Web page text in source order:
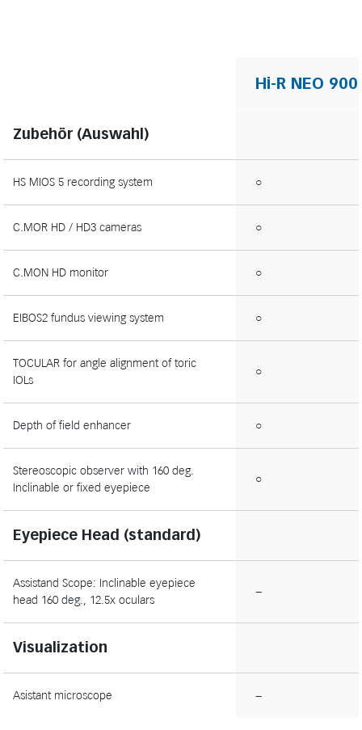
Hi-R NEO 900
Zubehör (Auswahl)
HS MIOS 5 recording system ○
C.MOR HD / HD3 cameras ○
C.MON HD monitor ○
EIBOS2 fundus viewing system ○
TOCULAR for angle alignment of toric
IOLs
○
Depth of field enhancer ○
Stereoscopic observer with 160 deg.
Inclinable or fixed eyepiece
○
Eyepiece Head (standard)
Assistand Scope: Inclinable eyepiece
head 160 deg., 12.5x oculars
−
Visualization
Asistant microscope −